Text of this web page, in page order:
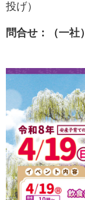
投げ）
問合せ：（一社